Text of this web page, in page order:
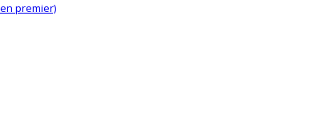
premier)